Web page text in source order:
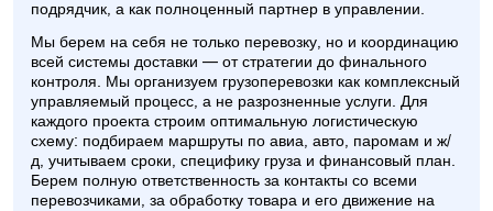
подрядчик, а как полноценный партнер в управлении.
Мы берем на себя не только перевозку, но и координацию
всей системы доставки — от стратегии до финального
контроля. Мы организуем грузоперевозки как комплексный
управляемый процесс, а не разрозненные услуги. Для
каждого проекта строим оптимальную логистическую
схему: подбираем маршруты по авиа, авто, паромам и ж/
д, учитываем сроки, специфику груза и финансовый план.
Берем полную ответственность за контакты со всеми
перевозчиками, за обработку товара и его движение на